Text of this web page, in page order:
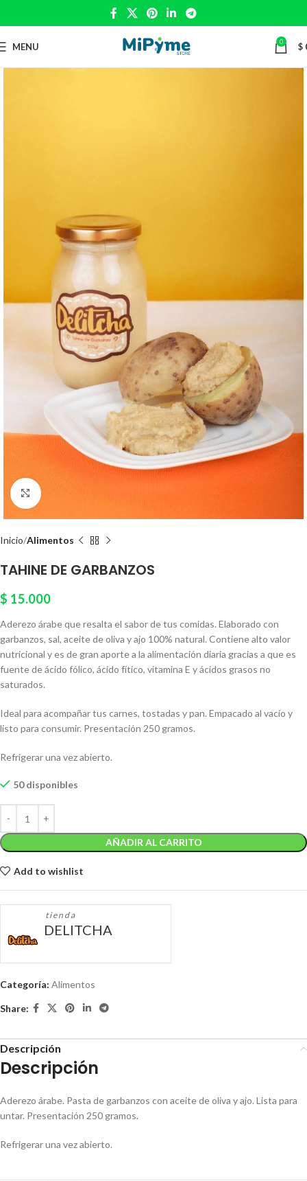
MENU 0 $
Click to enlarge
Inicio Alimentos
TAHINE DE GARBANZOS
$ 15.000
Aderezo árabe que resalta el sabor de tus comidas. Elaborado con
garbanzos, sal, aceite de oliva y ajo 100% natural. Contiene alto valor
nutricional y es de gran aporte a la alimentación diaria gracias a que es
fuente de ácido fólico, ácido fítico, vitamina E y ácidos grasos no
saturados.
Ideal para acompañar tus carnes, tostadas y pan. Empacado al vacío y
listo para consumir. Presentación 250 gramos.
Refrigerar una vez abierto.
50 disponibles
AÑADIR AL CARRITO
Add to wishlist
tienda
DELITCHA
Categoría: Alimentos
Share:
Descripción
Descripción
Aderezo árabe. Pasta de garbanzos con aceite de oliva y ajo. Lista para
untar. Presentación 250 gramos.
Refrigerar una vez abierto.